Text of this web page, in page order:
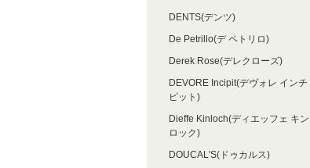
DENTS(デンツ)
De Petrillo(デ ペトリロ)
Derek Rose(デレクローズ)
DEVORE Incipit(デヴォレ インチ
ピット)
Dieffe Kinloch(ディエッフェ キン
ロック)
DOUCAL'S(ドゥカルス)